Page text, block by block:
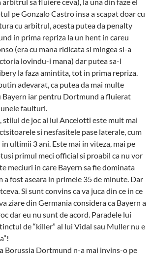
pe Gonzalo Castro insa a scapat doar cu
cu arbitrul, acesta putea da penalty
in prima repriza la un hent in careu
(era cu mana ridicata si mingea si-a
lovindu-i mana) dar putea sa-l
la faza amintita, tot in prima repriza.
adevarat, ca putea da mai multe
iar pentru Dortmund a fluierat
faulturi.
stilul de joc al lui Ancelotti este mult mai
si nesfasitele pase laterale, cum
ultimii 3 ani. Este mai in viteza, mai pe
primul meci official si proabil ca nu vor
meciuri in care Bayern sa fie dominata
a fost aseara in primele 35 de minute. Dar
Si sunt convins ca va juca din ce in ce
ziare din Germania considera ca Bayern a
dar eu nu sunt de acord. Paradele lui
de “killer” al lui Vidal sau Muller nu e
Borussia Dortmund n-a mai invins-o pe